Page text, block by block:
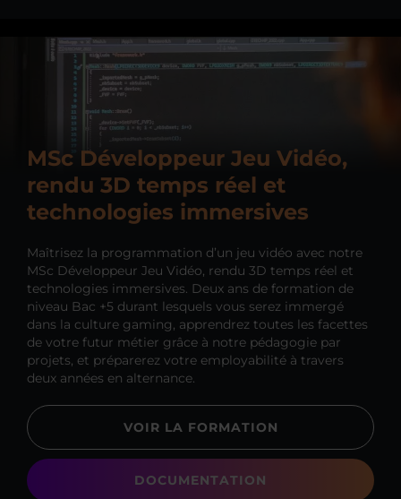
MSc Développeur Jeu Vidéo,
rendu 3D temps réel et
technologies immersives
Maîtrisez la programmation d’un jeu vidéo avec notre
MSc Développeur Jeu Vidéo, rendu 3D temps réel et
technologies immersives. Deux ans de formation de
niveau Bac +5 durant lesquels vous serez immergé
dans la culture gaming, apprendrez toutes les facettes
de votre futur métier grâce à notre pédagogie par
projets, et préparerez votre employabilité à travers
deux années en alternance.
VOIR LA FORMATION
DOCUMENTATION